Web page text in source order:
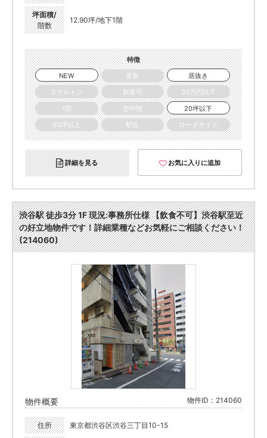
坪面積/
階数
12.90坪/地下1階
特徴
NEW
更新
居抜き
スケルトン
飲食可
30万円以下
1階
空中階
20坪以下
50坪以上
駅近 ロードサイド
詳細を見る お気に入りに追加
渋谷駅 徒歩3分 1F 現況:事務所仕様 【飲食不可】渋谷駅至近
の好立地物件です！詳細業種などお気軽にご相談ください！
(214060)
物件概要 物件ID：214060
住所 東京都渋谷区渋谷三丁目10-15